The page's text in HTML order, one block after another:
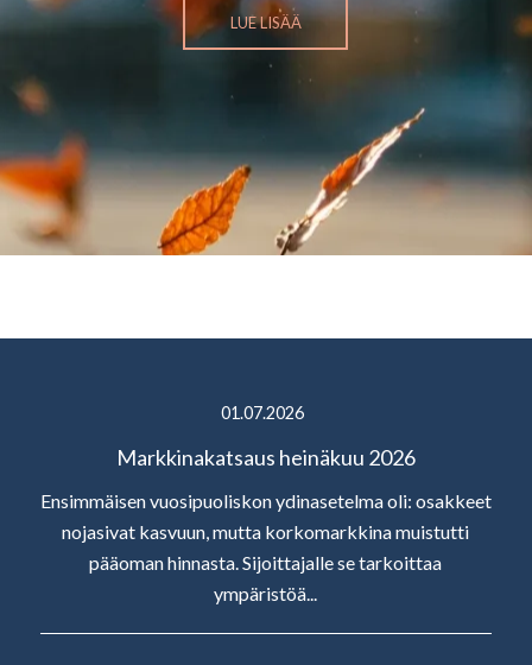
LUE LISÄÄ
01.07.2026
Markkinakatsaus heinäkuu 2026
Ensimmäisen vuosipuoliskon ydinasetelma oli: osakkeet
nojasivat kasvuun, mutta korkomarkkina muistutti
pääoman hinnasta. Sijoittajalle se tarkoittaa
ympäristöä...